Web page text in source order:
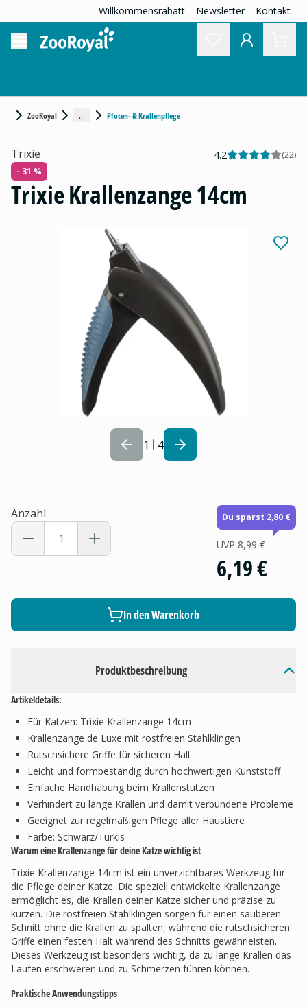
Willkommensrabatt Newsletter Kontakt
ZooRoyal ... Pfoten- & Krallenpflege
1 4
Produktbeschreibung
Artikeldetails:
Für Katzen: Trixie Krallenzange 14cm
Krallenzange de Luxe mit rostfreien Stahlklingen
Rutschsichere Griffe für sicheren Halt
Leicht und formbeständig durch hochwertigen Kunststoff
Einfache Handhabung beim Krallenstutzen
Verhindert zu lange Krallen und damit verbundene Probleme
Geeignet zur regelmäßigen Pflege aller Haustiere
Farbe: Schwarz/Türkis
Warum eine Krallenzange für deine Katze wichtig ist
Trixie Krallenzange 14cm ist ein unverzichtbares Werkzeug für
die Pflege deiner Katze. Die speziell entwickelte Krallenzange
ermöglicht es, die Krallen deiner Katze sicher und präzise zu
kürzen. Die rostfreien Stahlklingen sorgen für einen sauberen
Schnitt ohne die Krallen zu spalten, während die rutschsicheren
Griffe einen festen Halt während des Schnitts gewährleisten.
Dieses Werkzeug ist besonders wichtig, da zu lange Krallen das
Laufen erschweren und zu Schmerzen führen können.
Praktische Anwendungstipps
Trixie 4.2 (22)
- 31 %
Trixie Krallenzange 14cm
Anzahl Du sparst 2,80 €
UVP 8,99 €
6,19 €
In den Warenkorb